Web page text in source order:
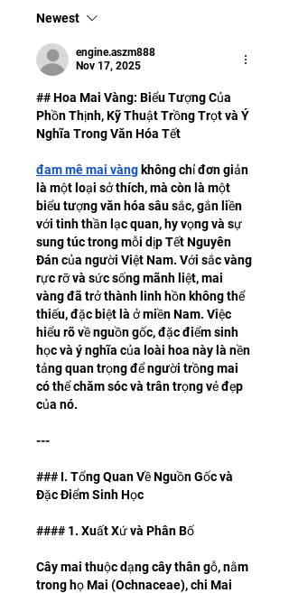
Newest
engine.aszm888
Nov 17, 2025
## Hoa Mai Vàng: Biểu Tượng Của
Phồn Thịnh, Kỹ Thuật Trồng Trọt và Ý
Nghĩa Trong Văn Hóa Tết
đam mê mai vàng không chỉ đơn giản
là một loại sở thích, mà còn là một
biểu tượng văn hóa sâu sắc, gắn liền
với tinh thần lạc quan, hy vọng và sự
sung túc trong mỗi dịp Tết Nguyên
Đán của người Việt Nam. Với sắc vàng
rực rỡ và sức sống mãnh liệt, mai
vàng đã trở thành linh hồn không thể
thiếu, đặc biệt là ở miền Nam. Việc
hiểu rõ về nguồn gốc, đặc điểm sinh
học và ý nghĩa của loài hoa này là nền
tảng quan trọng để người trồng mai
có thể chăm sóc và trân trọng vẻ đẹp
của nó.
---
### I. Tổng Quan Về Nguồn Gốc và
Đặc Điểm Sinh Học
#### 1. Xuất Xứ và Phân Bố
Cây mai thuộc dạng cây thân gỗ, nằm
trong họ Mai (Ochnaceae), chi Mai